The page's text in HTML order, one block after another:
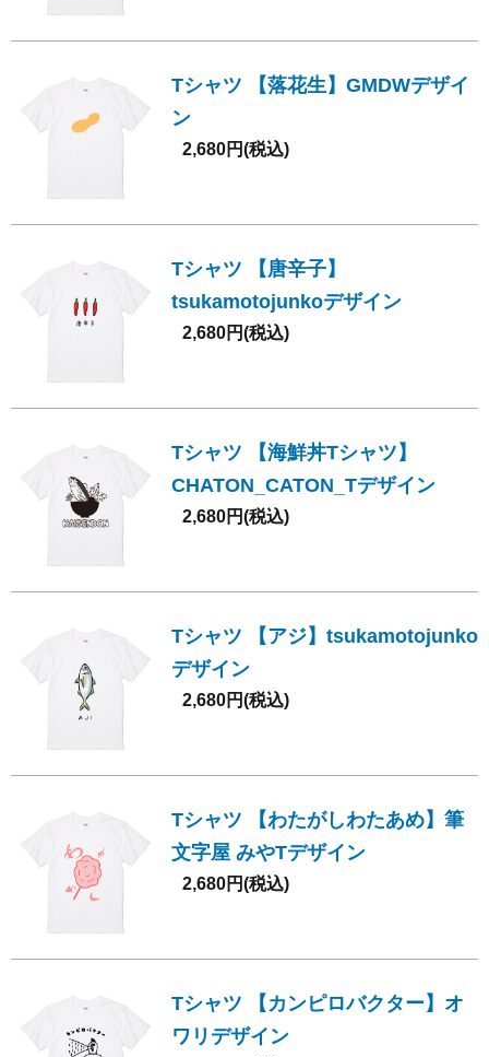
Tシャツ 【落花生】GMDWデザイ
ン
2,680円(税込)
Tシャツ 【唐辛子】
tsukamotojunkoデザイン
2,680円(税込)
Tシャツ 【海鮮丼Tシャツ】
CHATON_CATON_Tデザイン
2,680円(税込)
Tシャツ 【アジ】tsukamotojunko
デザイン
2,680円(税込)
Tシャツ 【わたがしわたあめ】筆
文字屋 みやTデザイン
2,680円(税込)
Tシャツ 【カンピロバクター】オ
ワリデザイン